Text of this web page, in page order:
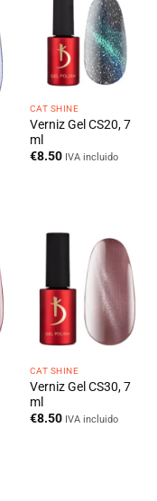
CAT SHINE
Verniz Gel CS20, 7
ml
€8.50 IVA incluido
CAT SHINE
Verniz Gel CS30, 7
ml
€8.50 IVA incluido